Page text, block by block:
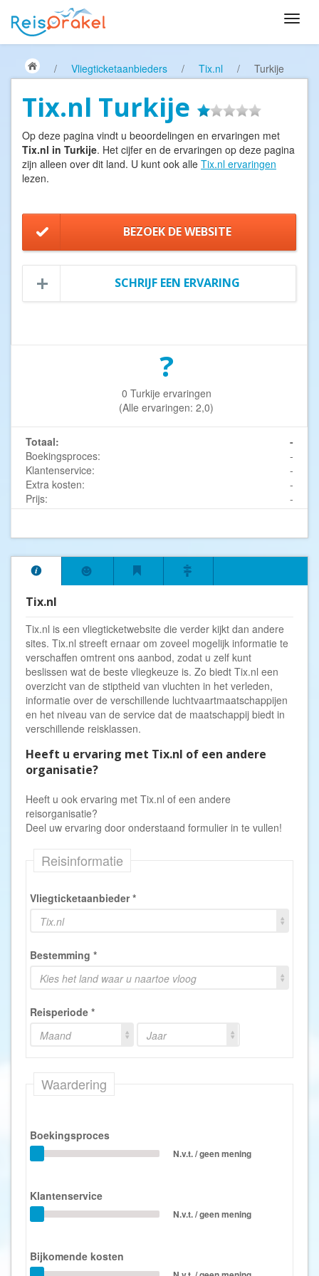
/ Vliegticketaanbieders / Tix.nl / Turkije
Tix.nl Turkije
Op deze pagina vindt u beoordelingen en ervaringen met
Tix.nl in Turkije. Het cijfer en de ervaringen op deze pagina
zijn alleen over dit land. U kunt ook alle Tix.nl ervaringen
lezen.
BEZOEK DE WEBSITE
SCHRIJF EEN ERVARING
?
0 Turkije ervaringen
(Alle ervaringen: 2,0)
Totaal:
-
Boekingsproces:
-
Klantenservice:
-
Extra kosten:
-
Prijs:
-
Tix.nl
Tix.nl is een vliegticketwebsite die verder kijkt dan andere
sites. Tix.nl streeft ernaar om zoveel mogelijk informatie te
verschaffen omtrent ons aanbod, zodat u zelf kunt
beslissen wat de beste vliegkeuze is. Zo biedt Tix.nl een
overzicht van de stiptheid van vluchten in het verleden,
informatie over de verschillende luchtvaartmaatschappijen
en het niveau van de service dat de maatschappij biedt in
verschillende reisklassen.
Heeft u ervaring met Tix.nl of een andere
organisatie?
Heeft u ook ervaring met Tix.nl of een andere
reisorganisatie?
Deel uw ervaring door onderstaand formulier in te vullen!
Reisinformatie
Vliegticketaanbieder*
Tix.nl
Bestemming *
Kies het land waar u naartoe vloog
Reisperiode *
Maand
Jaar
Waardering
Boekingsproces
N.v.t. / geen mening
Klantenservice
N.v.t. / geen mening
Bijkomende kosten